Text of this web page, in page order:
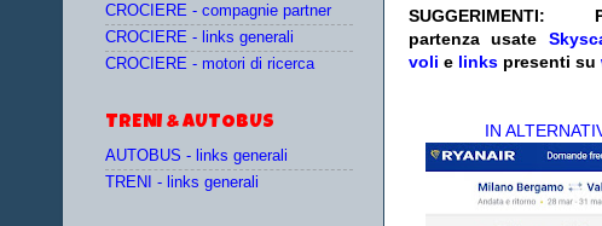
SUGGERIMENTI:
partenza usate
voli e links presenti su
IN
CROCIERE - compagnie partner
CROCIERE - links generali
CROCIERE - motori di ricerca
TRENI & AUTOBUS
AUTOBUS - links generali
TRENI - links generali